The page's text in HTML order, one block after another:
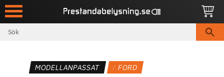
Meny
MODELLANPASSAT FORD